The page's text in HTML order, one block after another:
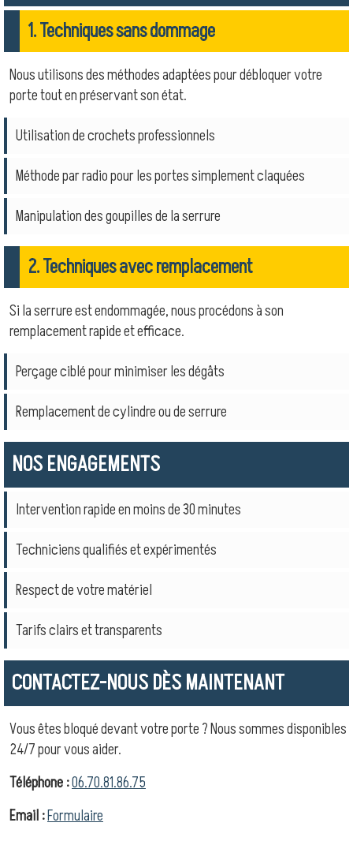
1. Techniques sans dommage
Nous utilisons des méthodes adaptées pour débloquer votre
porte tout en préservant son état.
Utilisation de crochets professionnels
Méthode par radio pour les portes simplement claquées
Manipulation des goupilles de la serrure
2. Techniques avec remplacement
Si la serrure est endommagée, nous procédons à son
remplacement rapide et efficace.
Perçage ciblé pour minimiser les dégâts
Remplacement de cylindre ou de serrure
NOS ENGAGEMENTS
Intervention rapide en moins de 30 minutes
Techniciens qualifiés et expérimentés
Respect de votre matériel
Tarifs clairs et transparents
CONTACTEZ-NOUS DÈS MAINTENANT
Vous êtes bloqué devant votre porte ? Nous sommes disponibles
24/7 pour vous aider.
Téléphone :06.70.81.86.75
Email :Formulaire